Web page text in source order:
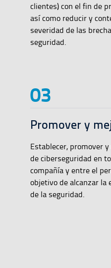
clientes) con el fin de
así como reducir y
severidad de las
seguridad.
Promover y
Establecer, promover
de ciberseguridad en
compañía y entre el
objetivo de alcanzar la
de la seguridad.